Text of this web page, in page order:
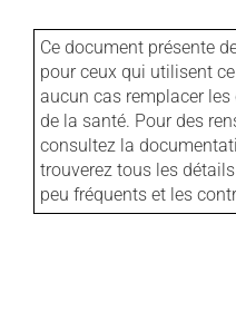
Ce document présente
pour ceux qui utilisent
aucun cas remplacer
de la santé. Pour des
consultez la
trouverez tous les
peu fréquents et les